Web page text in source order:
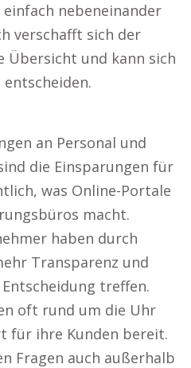
nebeneinander
verschafft sich der
Übersicht und kann sich
an Personal und
die Einsparungen für
was Online-Portale
macht.
haben durch
Transparenz und
treffen.
oft rund um die Uhr
für ihre Kunden bereit.
Fragen auch außerhalb